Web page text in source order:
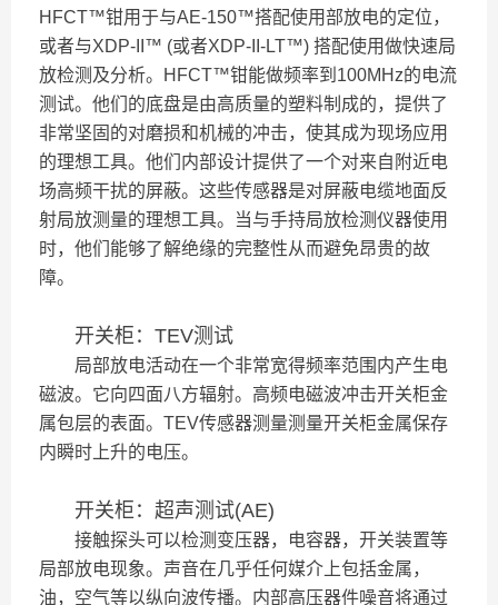
HFCT™钳用于与AE-150™搭配使用部放电的定位，
或者与XDP-II™ (或者XDP-II-LT™) 搭配使用做快速局
放检测及分析。HFCT™钳能做频率到100MHz的电流
测试。他们的底盘是由高质量的塑料制成的，提供了
非常坚固的对磨损和机械的冲击，使其成为现场应用
的理想工具。他们内部设计提供了一个对来自附近电
场高频干扰的屏蔽。这些传感器是对屏蔽电缆地面反
射局放测量的理想工具。当与手持局放检测仪器使用
时，他们能够了解绝缘的完整性从而避免昂贵的故
障。
开关柜：TEV测试
局部放电活动在一个非常宽得频率范围内产生电
磁波。它向四面八方辐射。高频电磁波冲击开关柜金
属包层的表面。TEV传感器测量测量开关柜金属保存
内瞬时上升的电压。
开关柜：超声测试(AE)
接触探头可以检测变压器，电容器，开关装置等
局部放电现象。声音在几乎任何媒介上包括金属，
油，空气等以纵向波传播。内部高压器件噪音将通过